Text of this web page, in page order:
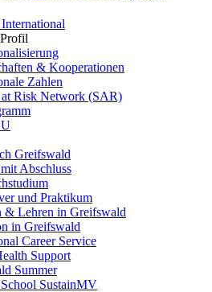
& Kooperationen
Zahlen
at Risk Network (SAR)
Greifswald
Abschluss
und Praktikum
& Lehren in Greifswald
in Greifswald
Career Service
Support
Summer
SustainMV